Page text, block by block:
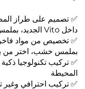
داخل Vito الجديد، بملمس يشبه الأصلي
✅ تخصيص من مواد
بملمس خشب، اختر من
✅ تركيب تكنولوجيا
المحيطة
✅ تركيب احترافي